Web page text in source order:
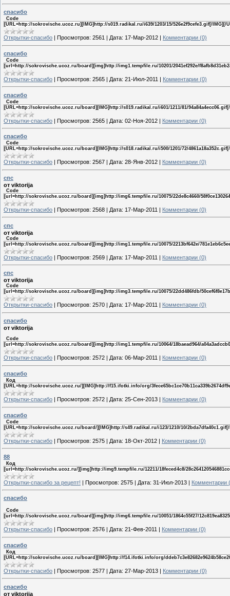
спасибо
Code
[URL=http://sokrovische.ucoz.ru][IMG]http://s019.radikal.ru/i639/1203/15/526e2f9cefe3.gif[/IMG][/
Открытки-спасибо Просмотров: 2561 Дата: 17-Мар-2012 Комментарии (0)
спасибо
Code
[url=http://sokrovische.ucoz.ru/board][img]http://img1.tempfile.ru/10201/2041ef292e/
Открытки-спасибо | Просмотров: 2565 | Дата: 21-Июл-2011 | Комментарии (0)
спасибо
Code
[URL=http://sokrovische.ucoz.ru/board][IMG]http://s019.radikal.ru/i601/1211/81/
Открытки-спасибо | Просмотров: 2565 | Дата: 02-Ноя-2012 | Комментарии (0)
спасибо
Code
[URL=http://sokrovische.ucoz.ru/board][IMG]http://s018.radikal.ru/i500/1201/72/
Открытки-спасибо Просмотров: 2567 Дата: 28-Янв-2012 Комментарии (0)
спс
от viktorija
Code
[url=http://sokrovische.ucoz.ru/board][img]http://img6.tempfile.ru/10075/22de8c4660/
Открытки-спасибо | Просмотров: 2568 | Дата: 17-Мар-2011 | Комментарии (0)
спс
от viktorija
Code
[url=http://sokrovische.ucoz.ru/board][img]http://img1.tempfile.ru/10075/2213bf642e/
Открытки-спасибо | Просмотров: 2569 | Дата: 17-Мар-2011 | Комментарии (0)
спс
от viktorija
Code
[url=http://sokrovische.ucoz.ru/board][img]http://img3.tempfile.ru/10075/22dd486fdb/
Открытки-спасибо | Просмотров: 2570 | Дата: 17-Мар-2011 | Комментарии (0)
спасибо
от viktorija
Code
[url=http://sokrovische.ucoz.ru/board][img]http://img1.tempfile.ru/10064/18baead964/
Открытки-спасибо Просмотров: 2572 Дата: 06-Мар-2011 Комментарии (0)
спасибо
Код
[URL=http://sokrovische.ucoz.ru/][IMG]http://f15.ifotki.info/org/
Открытки-спасибо Просмотров: 2572 Дата: 25-Сен-2013 Комментарии (0)
спасибо
Code
[URL=http://sokrovische.ucoz.ru/board/][IMG]http://s49.radikal.ru/i123/1210/10/
Открытки-спасибо | Просмотров: 2575 | Дата: 18-Окт-2012 | Комментарии (0)
88
Код
[url=http://sokrovische.ucoz.ru/][img]http://img9.tempfile.ru/12211/18feced4c8/
Открытки-спасибо за рецепт! | Просмотров: 2575 | Дата: 31-Июл-2013 | Комментарии
спасибо
Code
[url=http://sokrovische.ucoz.ru/board][img]http://img6.tempfile.ru/10051/1864c55f27/
Открытки-спасибо | Просмотров: 2576 | Дата: 21-Фев-2011 | Комментарии (0)
спасибо
Код
[URL=http://sokrovische.ucoz.ru/board][IMG]http://f14.ifotki.info/org/
Открытки-спасибо | Просмотров: 2577 | Дата: 27-Мар-2013 | Комментарии (0)
спасибо
от viktorija